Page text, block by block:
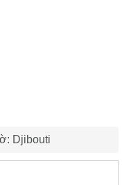
Djibouti